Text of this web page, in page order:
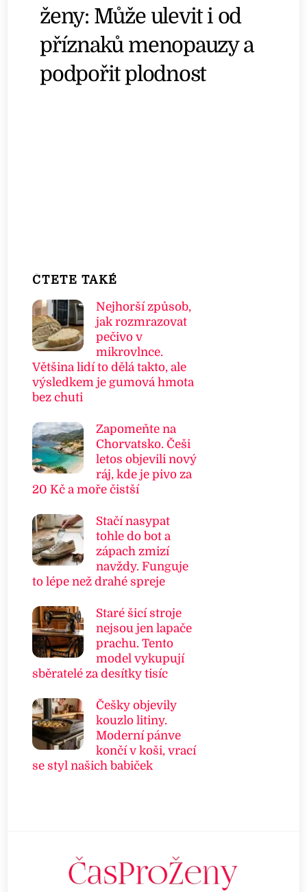
ženy: Může ulevit i od
příznaků menopauzy a
podpořit plodnost
ČTETE TAKÉ
Nejhorší způsob,
jak rozmrazovat
pečivo v
mikrovlnce.
Většina lidí to dělá takto, ale
výsledkem je gumová hmota
bez chuti
Zapomeňte na
Chorvatsko. Češi
letos objevili nový
ráj, kde je pivo za
20 Kč a moře čistší
Stačí nasypat
tohle do bot a
zápach zmizí
navždy. Funguje
to lépe než drahé spreje
Staré šicí stroje
nejsou jen lapače
prachu. Tento
model vykupují
sběratelé za desítky tisíc
Češky objevily
kouzlo litiny.
Moderní pánve
končí v koši, vrací
se styl našich babiček